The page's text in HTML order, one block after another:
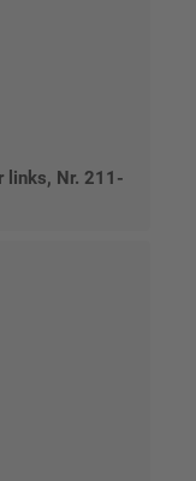
links, Nr. 211-